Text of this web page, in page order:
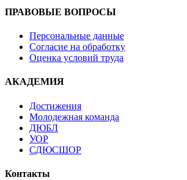
ПРАВОВЫЕ ВОПРОСЫ
Персональные данные
Согласие на обработку
Оценка условий труда
АКАДЕМИЯ
Достижения
Молодежная команда
ДЮБЛ
УОР
СДЮСШОР
Контакты